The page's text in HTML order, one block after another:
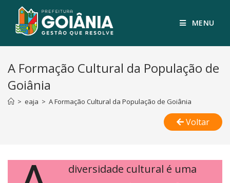
MENU
A Formação Cultural da População de
Goiânia
> eaja > A Formação Cultural da População de Goiânia
Voltar
diversidade cultural é uma